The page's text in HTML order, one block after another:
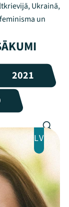
Ukrainā,
un
2021
LV